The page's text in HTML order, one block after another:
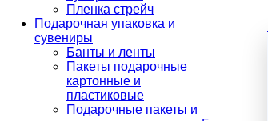
Пленка стрейч
Подарочная упаковка и
сувениры
Банты и ленты
Пакеты подарочные
картонные и
пластиковые
Подарочные пакеты и